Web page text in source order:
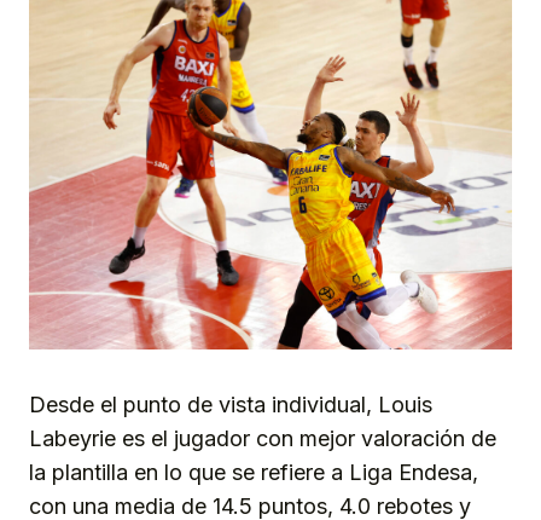
Desde el punto de vista individual, Louis
Labeyrie es el jugador con mejor valoración de
la plantilla en lo que se refiere a Liga Endesa,
con una media de 14.5 puntos, 4.0 rebotes y